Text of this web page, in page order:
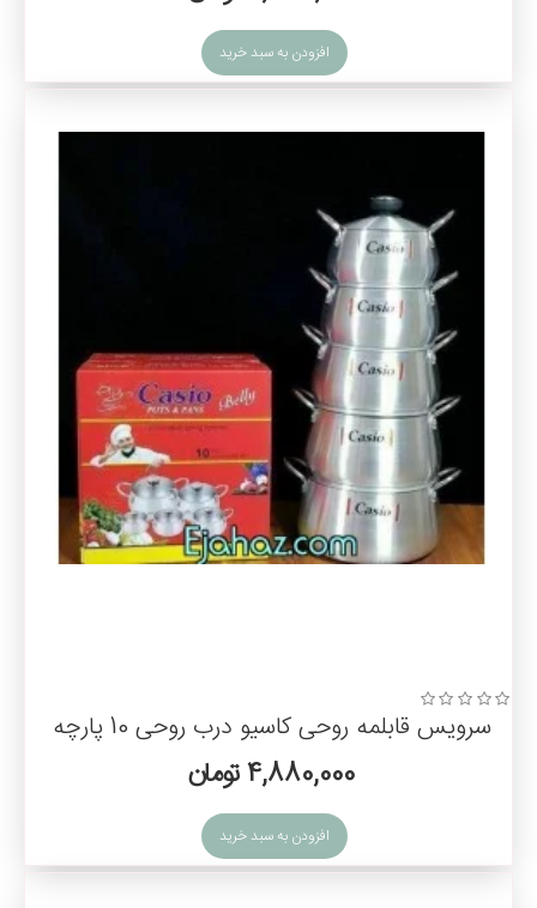
افزودن به سبد خرید
سرویس قابلمه روحی کاسیو درب روحی 10 پارچه
4,880,000 تومان
افزودن به سبد خرید